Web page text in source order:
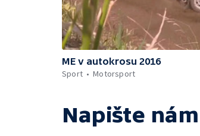
ME v autokrosu 2016
Sport
Motorsport
Napište nám